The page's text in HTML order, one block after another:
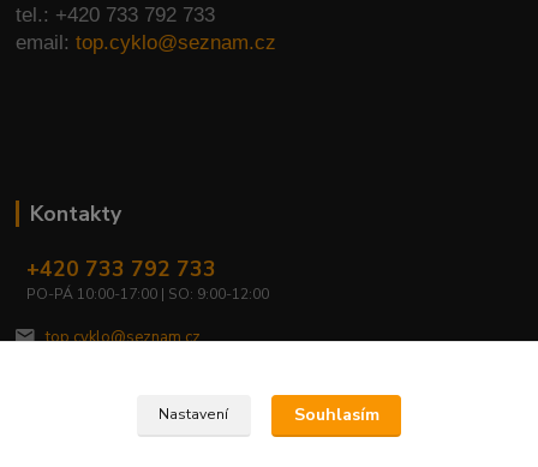
tel.: +420 733 792 733
email:top.cyklo@seznam.cz
Kontakty
+420 733 792 733
PO-PÁ 10:00-17:00 | SO: 9:00-12:00
top.cyklo@seznam.cz
Nastavení Souhlasím